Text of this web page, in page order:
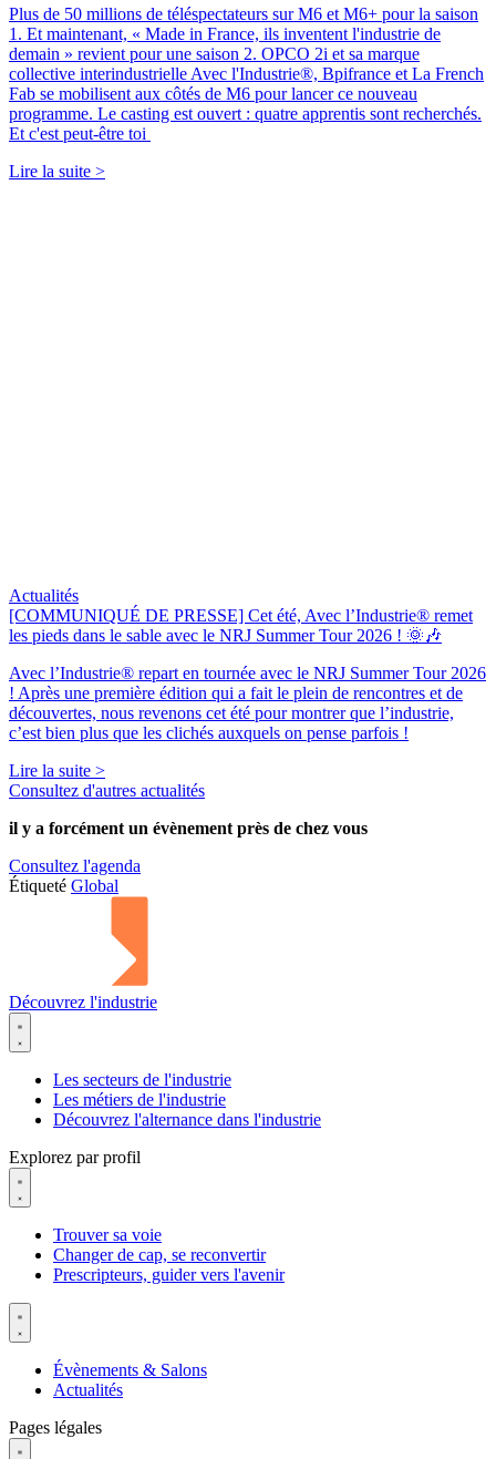
Plus de 50 millions de téléspectateurs sur M6 et M6+ pour la saison
1. Et maintenant, « Made in France, ils inventent l'industrie de
demain » revient pour une saison 2. OPCO 2i et sa marque
collective interindustrielle Avec l'Industrie®, Bpifrance et La French
Fab se mobilisent aux côtés de M6 pour lancer ce nouveau
programme. Le casting est ouvert : quatre apprentis sont recherchés.
Et c'est peut-être toi
Lire la suite >
Actualités
[COMMUNIQUÉ DE PRESSE] Cet été, Avec l’Industrie® remet
les pieds dans le sable avec le NRJ Summer Tour 2026 ! 🌞🎶
Avec l’Industrie® repart en tournée avec le NRJ Summer Tour 2026
! Après une première édition qui a fait le plein de rencontres et de
découvertes, nous revenons cet été pour montrer que l’industrie,
c’est bien plus que les clichés auxquels on pense parfois !
Lire la suite >
Consultez d'autres actualités
il y a forcément un évènement près de chez vous
Consultez l'agenda
Étiqueté Global
Découvrez l'industrie
Les secteurs de l'industrie
Les métiers de l'industrie
Découvrez l'alternance dans l'industrie
Explorez par profil
Trouver sa voie
Changer de cap, se reconvertir
Prescripteurs, guider vers l'avenir
Évènements & Salons
Actualités
Pages légales